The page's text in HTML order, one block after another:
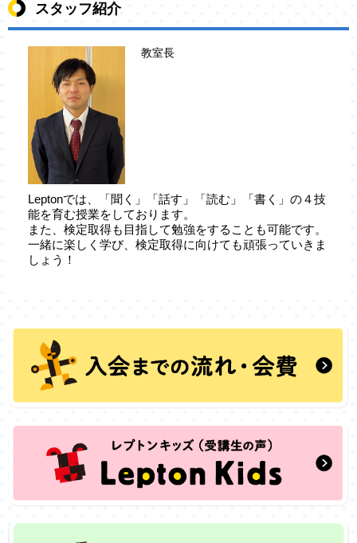
スタッフ紹介
教室長
Leptonでは、「聞く」「話す」「読む」「書く」の４技
能を育む授業をしております。
また、検定取得も目指して勉強をすることも可能です。
一緒に楽しく学び、検定取得に向けても頑張っていきま
しょう！